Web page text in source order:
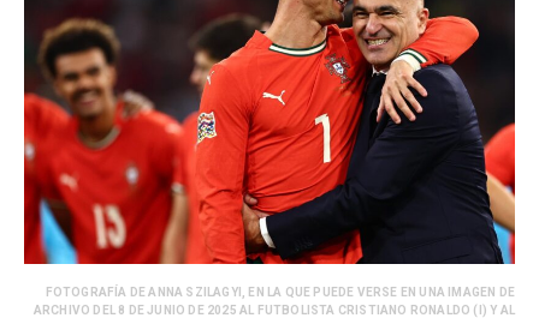
FOTOGRAFÍA DE ANNA SZILAGYI, EN LA QUE PUEDE VERSE EN UNA IMAGEN DE
ARCHIVO DEL 8 DE JUNIO DE 2025 AL FUTBOLISTA CRISTIANO RONALDO (I) Y AL